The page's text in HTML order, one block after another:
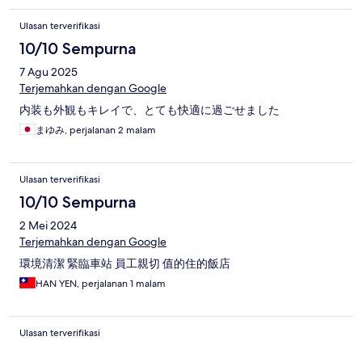
Ulasan terverifikasi
10/10 Sempurna
7 Agu 2025
Terjemahkan dengan Google
内装も外観もキレイで、とても快適に過ごせました
まゆみ, perjalanan 2 malam
Ulasan terverifikasi
10/10 Sempurna
2 Mei 2024
Terjemahkan dengan Google
環境清潔 緊臨車站 員工親切 值的住的飯店
HAN YEN, perjalanan 1 malam
Ulasan terverifikasi